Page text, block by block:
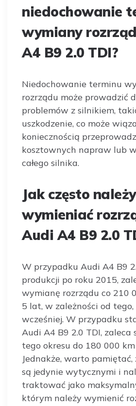
niedochowanie
wymiany
A4 B9 2.0 TDI?
Niedochowanie terminu
rozrządu może prowadzić
problemów z silnikiem,
uszkodzenie, co może
koniecznością
kosztownych napraw lub
całego silnika.
Jak często należy
wymieniać
Audi A4 B9 2.0
W przypadku Audi A4 B9
produkcji po roku 2015,
wymianę rozrządu co 210
5 lat, w zależności od
wcześniej. W przypadku
Audi A4 B9 2.0 TDI, zaleca
tego okresu do 180 000
Jednakże, warto pamiętać,
są jedynie wytycznymi i
traktować jako
którym należy wymienić